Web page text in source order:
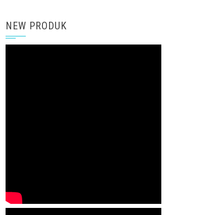
NEW PRODUK